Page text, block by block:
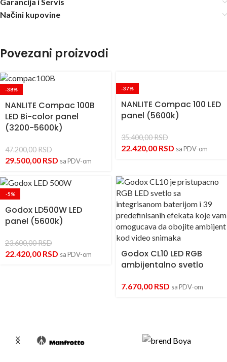
Garancija i Servis
Načini kupovine
Povezani proizvodi
-38%
NANLITE Compac 100B
LED Bi-color panel
(3200-5600k)
47.200,00RSD
29.500,00 RSD sa PDV-om
-37%
NANLITE Compac 100 LED
panel (5600k)
35.400,00RSD
22.420,00 RSD sa PDV-om
-5%
Godox LD500W LED
panel (5600k)
23.600,00RSD
22.420,00 RSD sa PDV-om
Godox CL10 LED RGB
ambijentalno svetlo
7.670,00 RSD sa PDV-om